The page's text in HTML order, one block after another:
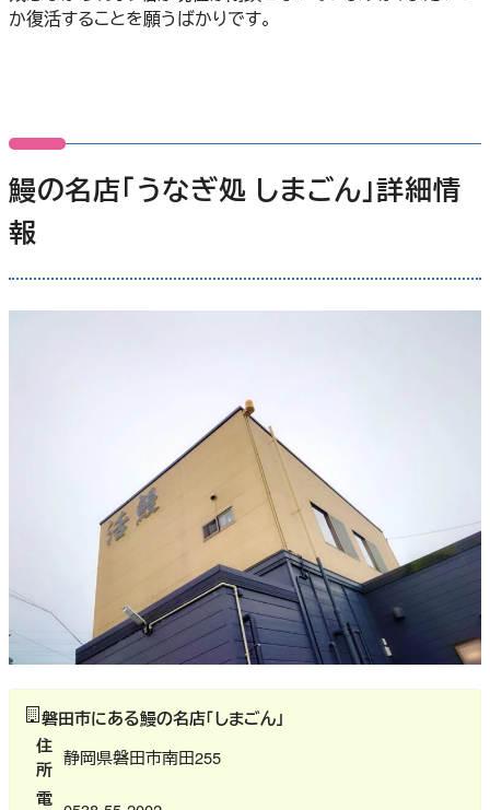
か復活することを願うばかりです。
鰻の名店「うなぎ処 しまごん」詳細情
報
磐田市にある鰻の名店「しまごん」
住
所
静岡県磐田市南田255
電